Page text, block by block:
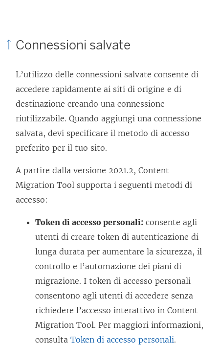
Connessioni salvate
L’utilizzo delle connessioni salvate consente di
accedere rapidamente ai siti di origine e di
destinazione creando una connessione
riutilizzabile. Quando aggiungi una connessione
salvata, devi specificare il metodo di accesso
preferito per il tuo sito.
A partire dalla versione 2021.2, Content
Migration Tool supporta i seguenti metodi di
accesso:
Token di accesso personali: consente agli
utenti di creare token di autenticazione di
lunga durata per aumentare la sicurezza, il
controllo e l’automazione dei piani di
migrazione. I token di accesso personali
consentono agli utenti di accedere senza
richiedere l’accesso interattivo in Content
Migration Tool. Per maggiori informazioni,
consulta Token di accesso personali.